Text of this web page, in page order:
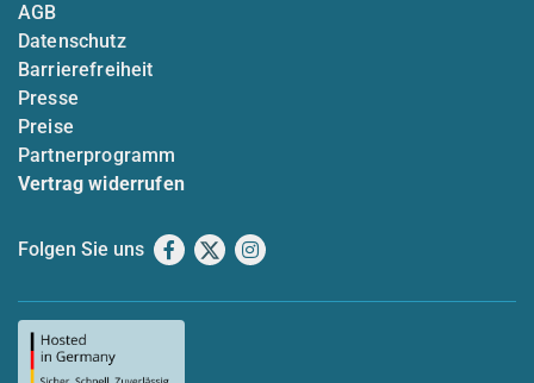
AGB
Datenschutz
Barrierefreiheit
Presse
Preise
Partnerprogramm
Vertrag widerrufen
Folgen Sie uns Facebook
X Instagram